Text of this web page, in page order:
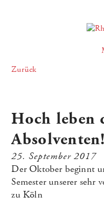
Zurück
Hoch leben
Absolventen!
25. September 2017
Der Oktober beginnt
Semester unserer sehr
zu Köln